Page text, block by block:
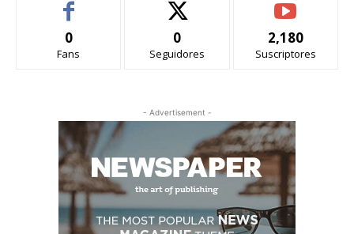
0
Fans
0
Seguidores
2,180
Suscriptores
- Advertisement -